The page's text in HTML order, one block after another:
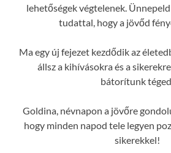
lehetőségek végtelenek.
tudattal, hogy a jövőd
Ma egy új fejezet kezdődik az
állsz a kihívásokra és a
bátorítunk
Goldina, névnapon a jövőre
hogy minden napod tele legyen
sikerekkel!